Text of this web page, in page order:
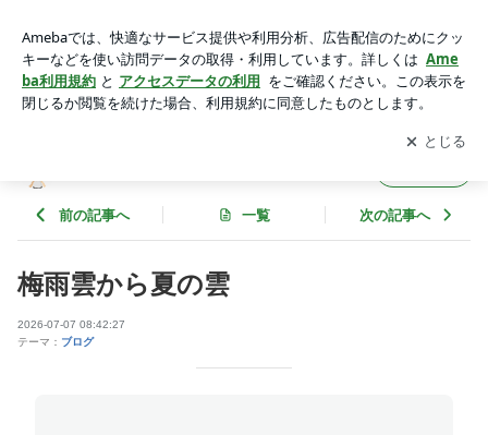
アプリをダウンロードして ブログの更新通知
を受け取りまし
ょう。
開く
前の記事へ 一覧 次の記事へ
梅雨雲から夏の雲
2026-07-07 08:42:27
テーマ： ブログ